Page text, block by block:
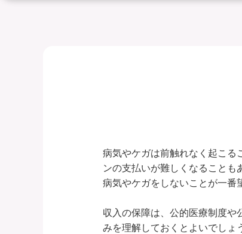
病気やケガは前触れなく起こる
ンの支払いが難しくなることも
病気やケガをしないことが一番
収入の保障は、公的医療制度や
みを理解しておくとよいでしょ